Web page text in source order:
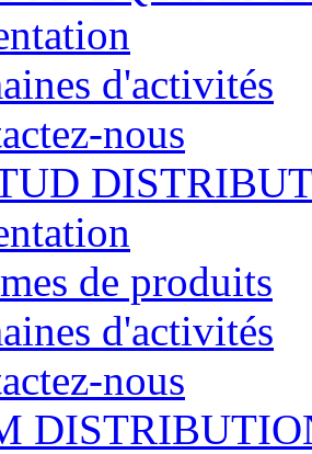
d'activités
nous
de produits
d'activités
nous